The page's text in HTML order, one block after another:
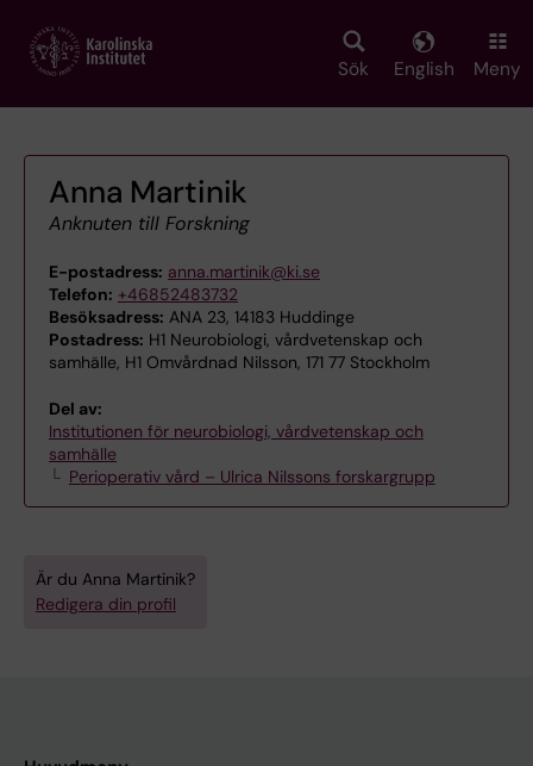
main
Sök English Meny
Anna Martinik
Anknuten till Forskning
E-postadress: anna.martinik@ki.se
Telefon: +46852483732
Besöksadress: ANA 23, 14183 Huddinge
Postadress: H1 Neurobiologi, vårdvetenskap och
samhälle, H1 Omvårdnad Nilsson, 171 77 Stockholm
Del av:
Institutionen för neurobiologi, vårdvetenskap och
samhälle
Perioperativ vård – Ulrica Nilssons forskargrupp
Är du Anna Martinik?
Redigera din profil